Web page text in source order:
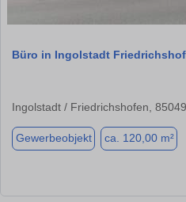
Büro in Ingolstadt
Ingolstadt / Friedrichshofen, 85049
Gewerbeobjekt ca. 120,00 m²